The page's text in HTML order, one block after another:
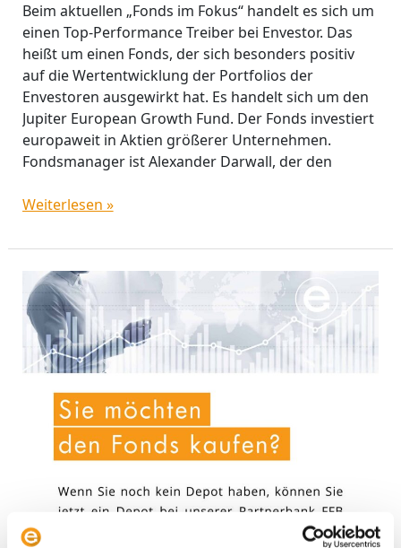
Beim aktuellen „Fonds im Fokus“ handelt es sich um
einen Top-Performance Treiber bei Envestor. Das
heißt um einen Fonds, der sich besonders positiv
auf die Wertentwicklung der Portfolios der
Envestoren ausgewirkt hat. Es handelt sich um den
Jupiter European Growth Fund. Der Fonds investiert
europaweit in Aktien größerer Unternehmen.
Fondsmanager ist Alexander Darwall, der den
Weiterlesen »
Investmentfonds:
Funktionsweise.
Spielarten.
Vorteile.